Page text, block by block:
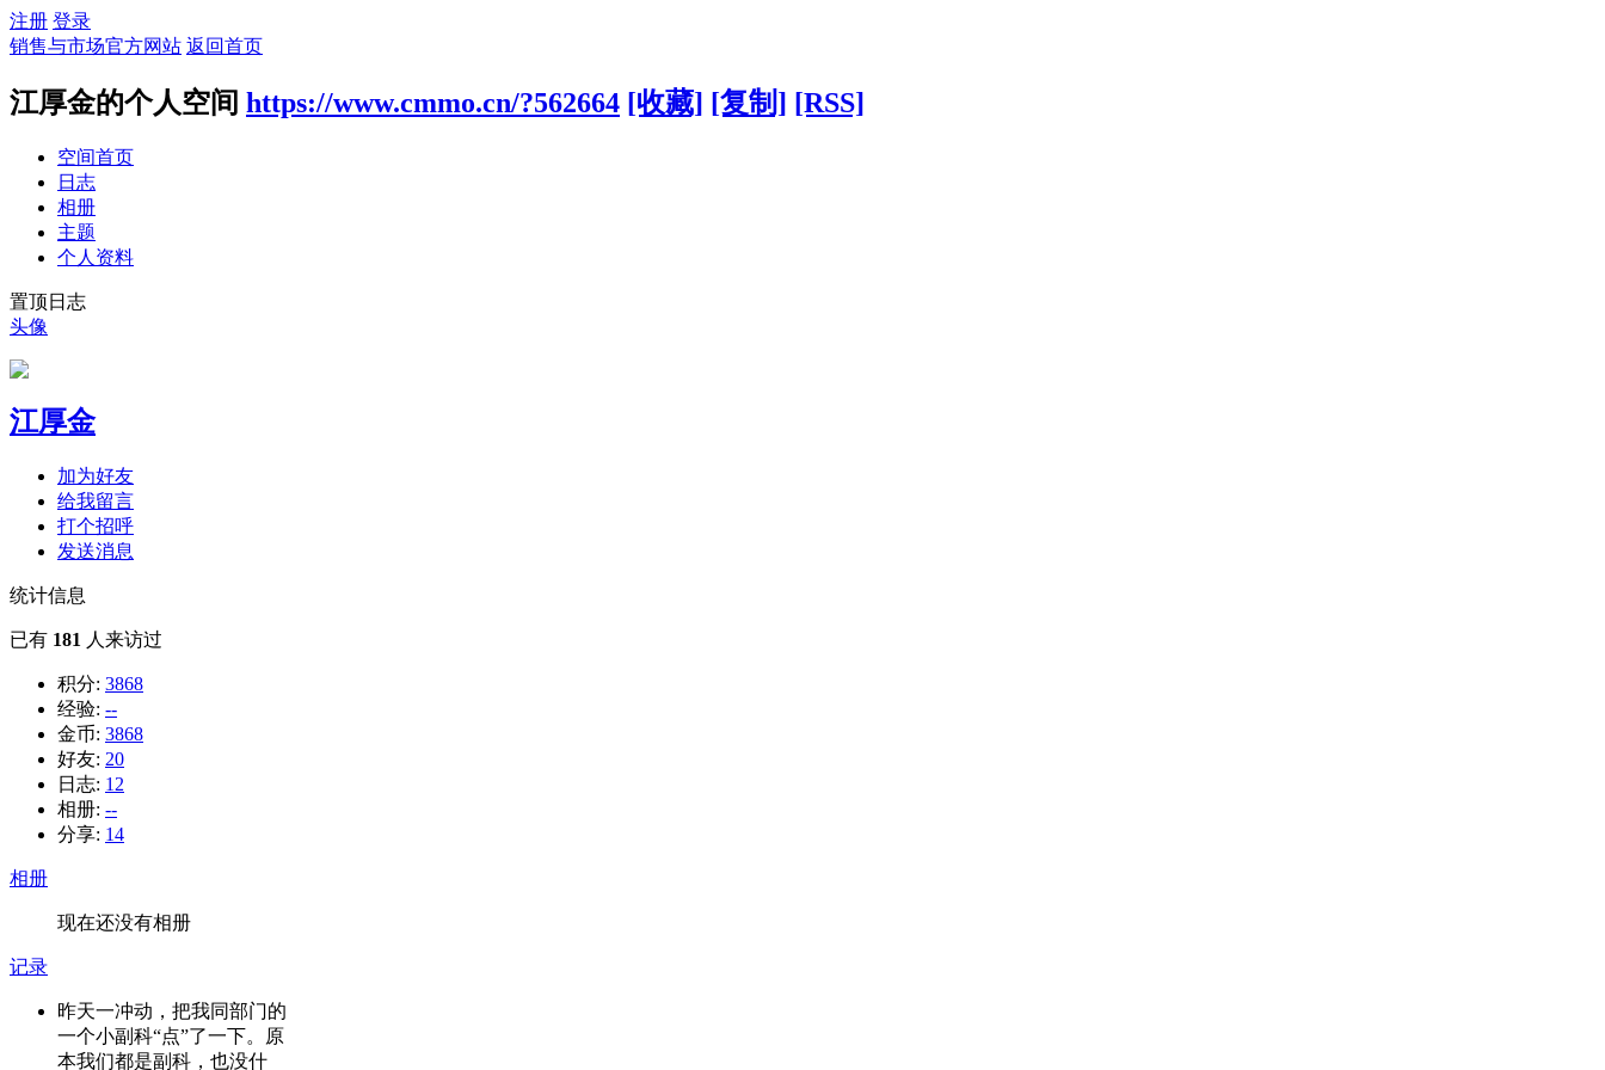
注册 登录
销售与市场官方网站 返回首页
江厚金的个人空间 https://www.cmmo.cn/?562664 [收藏] [复制] [RSS]
空间首页
日志
相册
主题
个人资料
置顶日志
头像
江厚金
加为好友
给我留言
打个招呼
发送消息
统计信息
已有 181 人来访过
积分: 3868
经验: --
金币: 3868
好友: 20
日志: 12
相册: --
分享: 14
相册
现在还没有相册
记录
昨天一冲动，把我同部门的
一个小副科“点”了一下。原
本我们都是副科，也没什